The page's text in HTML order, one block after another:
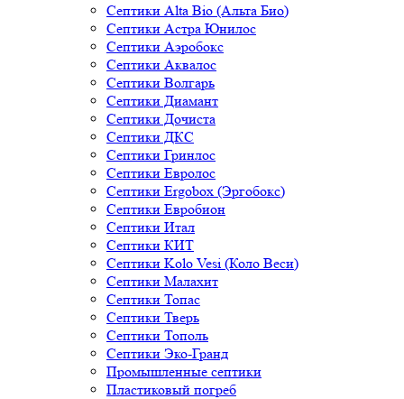
Септики Alta Bio (Альта Био)
Септики Астра Юнилос
Септики Аэробокс
Септики Аквалос
Септики Волгарь
Септики Диамант
Септики Дочиста
Септики ДКС
Септики Гринлос
Септики Евролос
Септики Ergobox (Эргобокс)
Септики Евробион
Септики Итал
Септики КИТ
Септики Kolo Vesi (Коло Веси)
Септики Малахит
Септики Топас
Септики Тверь
Септики Тополь
Септики Эко-Гранд
Промышленные септики
Пластиковый погреб